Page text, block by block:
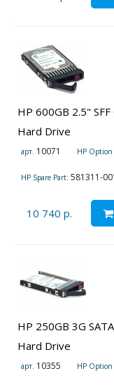
HP 600GB 2.5"
Hard Drive
арт. 10071 HP Option
HP Spare Part: 581311-
10 740 р.
HP 250GB 3G
Hard Drive
арт. 10355 HP Option